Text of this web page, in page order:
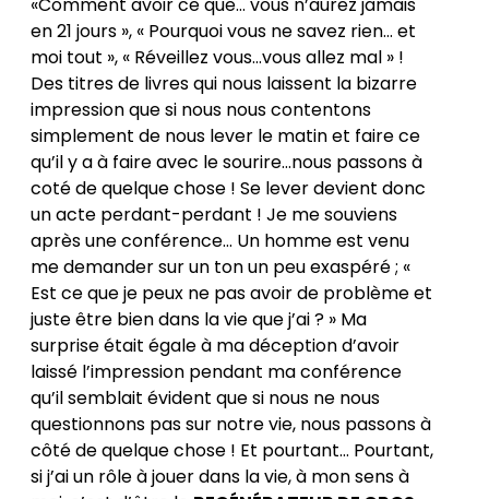
«Comment avoir ce que... vous n’aurez jamais
en 21 jours », « Pourquoi vous ne savez rien... et
moi tout », « Réveillez vous…vous allez mal » !
Des titres de livres qui nous laissent la bizarre
impression que si nous nous contentons
simplement de nous lever le matin et faire ce
qu’il y a à faire avec le sourire…nous passons à
coté de quelque chose ! Se lever devient donc
un acte perdant-perdant ! Je me souviens
après une conférence... Un homme est venu
me demander sur un ton un peu exaspéré ; «
Est ce que je peux ne pas avoir de problème et
juste être bien dans la vie que j’ai ? » Ma
surprise était égale à ma déception d’avoir
laissé l’impression pendant ma conférence
qu’il semblait évident que si nous ne nous
questionnons pas sur notre vie, nous passons à
côté de quelque chose ! Et pourtant… Pourtant,
si j’ai un rôle à jouer dans la vie, à mon sens à